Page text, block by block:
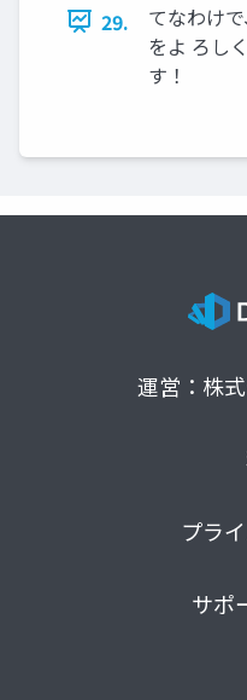
29.
てなわけ
をよ ろし
す！
運営：株
プラ
サポ